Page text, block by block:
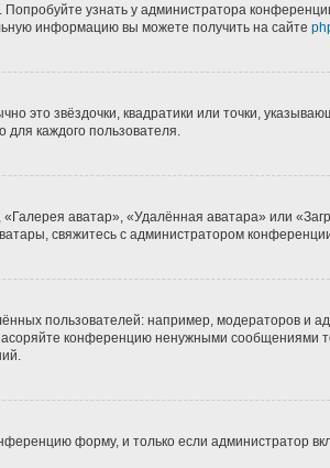
узнать у администратора
информацию вы можете получить на сайте
это звёздочки, квадратики или точки,
каждого пользователя.
аватар», «Удалённая аватара» или
свяжитесь с администратором
пользователей: например, модераторов и
конференцию ненужными сообщениями
форму, и только если администратор